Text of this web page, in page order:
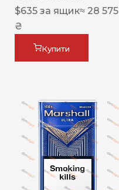
$635 за ящик≈ 28 575
₴
Купити